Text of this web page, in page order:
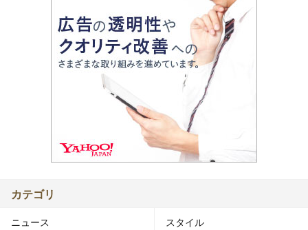
カテゴリ
ニュース スタイル